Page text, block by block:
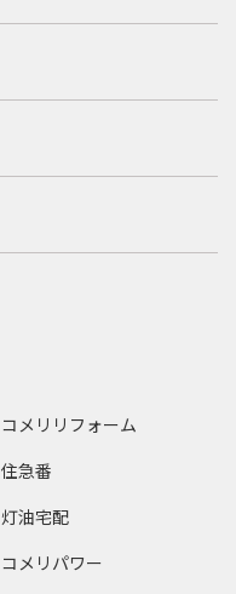
コメリリフォーム
住急番
灯油宅配
コメリパワー